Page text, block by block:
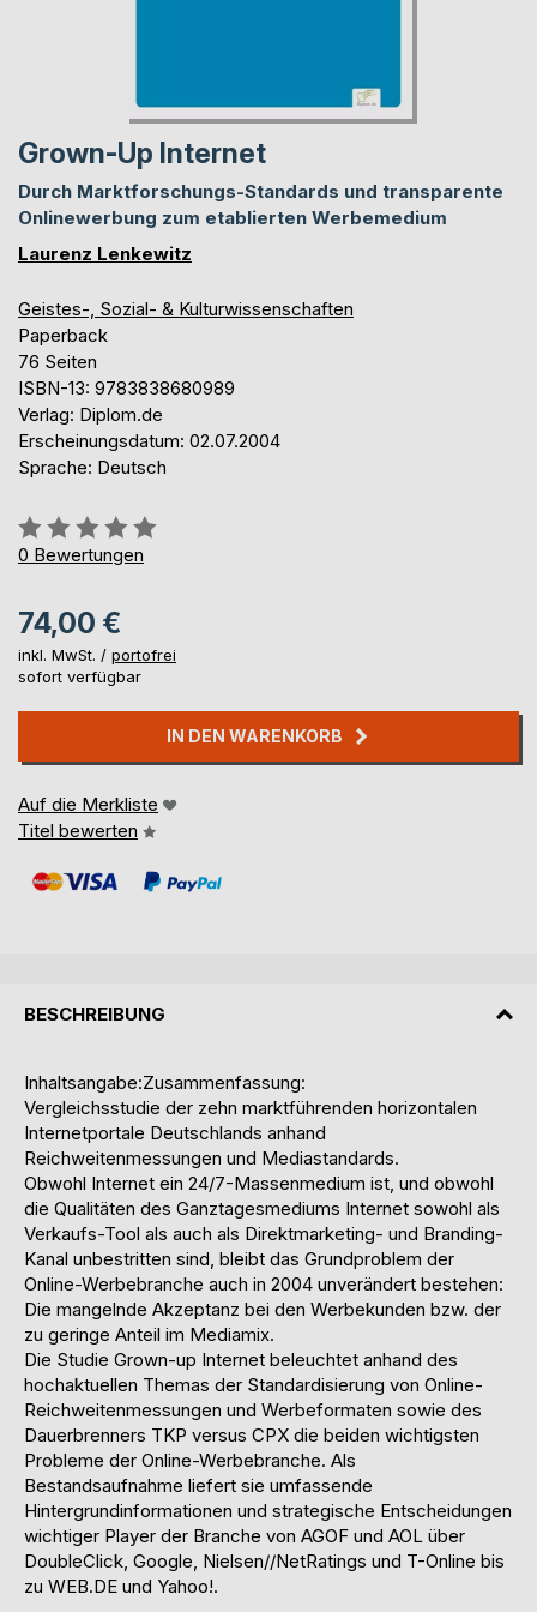
Grown-Up Internet
Durch Marktforschungs-Standards und transparente
Onlinewerbung zum etablierten Werbemedium
Laurenz Lenkewitz
Geistes-, Sozial- & Kulturwissenschaften
Paperback
76 Seiten
ISBN-13: 9783838680989
Verlag: Diplom.de
Erscheinungsdatum: 02.07.2004
Sprache: Deutsch
Bewertung::
0%
0 Bewertungen
74,00 €
inkl. MwSt. / portofrei
sofort verfügbar
IN DEN WARENKORB
Auf die Merkliste
Titel bewerten
BESCHREIBUNG
Inhaltsangabe:Zusammenfassung:
Vergleichsstudie der zehn marktführenden horizontalen
Internetportale Deutschlands anhand
Reichweitenmessungen und Mediastandards.
Obwohl Internet ein 24/7-Massenmedium ist, und obwohl
die Qualitäten des Ganztagesmediums Internet sowohl als
Verkaufs-Tool als auch als Direktmarketing- und Branding-
Kanal unbestritten sind, bleibt das Grundproblem der
Online-Werbebranche auch in 2004 unverändert bestehen:
Die mangelnde Akzeptanz bei den Werbekunden bzw. der
zu geringe Anteil im Mediamix.
Die Studie Grown-up Internet beleuchtet anhand des
hochaktuellen Themas der Standardisierung von Online-
Reichweitenmessungen und Werbeformaten sowie des
Dauerbrenners TKP versus CPX die beiden wichtigsten
Probleme der Online-Werbebranche. Als
Bestandsaufnahme liefert sie umfassende
Hintergrundinformationen und strategische Entscheidungen
wichtiger Player der Branche von AGOF und AOL über
DoubleClick, Google, Nielsen//NetRatings und T-Online bis
zu WEB.DE und Yahoo!.